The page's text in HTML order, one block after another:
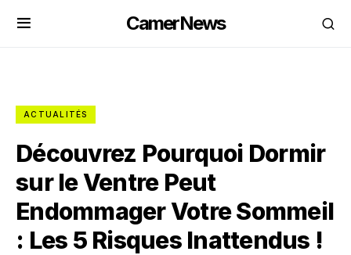
CamerNews
ACTUALITÉS
Découvrez Pourquoi Dormir
sur le Ventre Peut
Endommager Votre Sommeil
: Les 5 Risques Inattendus !